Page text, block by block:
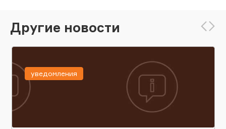
Другие новости
уведомления